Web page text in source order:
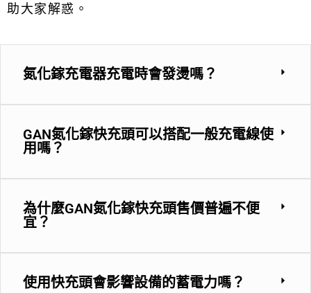
助大家解惑。
氮化鎵充電器充電時會發燙嗎？
GAN氮化鎵快充頭可以搭配一般充電線使
用嗎？
為什麼GAN氮化鎵快充頭售價普遍不便
宜？
使用快充頭會影響設備的蓄電力嗎？